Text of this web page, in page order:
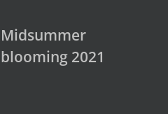
Midsummer
blooming 2021